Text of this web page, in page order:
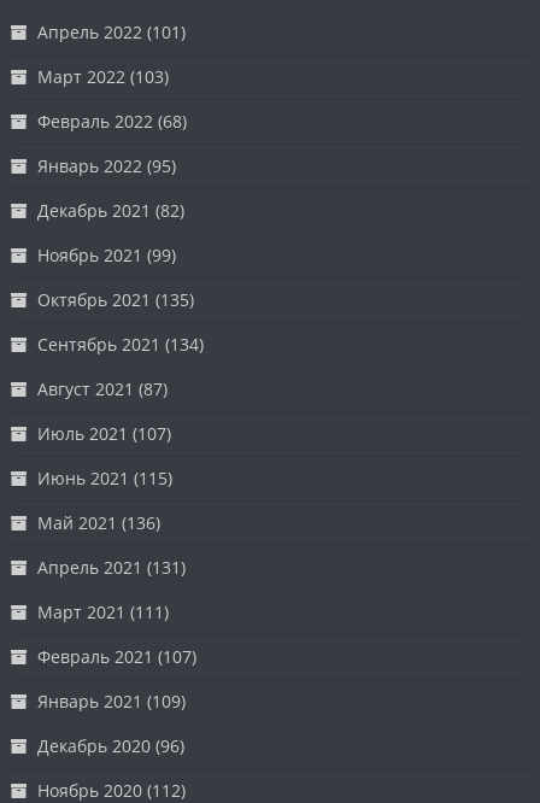
Апрель 2022 (101)
Март 2022 (103)
Февраль 2022 (68)
Январь 2022 (95)
Декабрь 2021 (82)
Ноябрь 2021 (99)
Октябрь 2021 (135)
Сентябрь 2021 (134)
Август 2021 (87)
Июль 2021 (107)
Июнь 2021 (115)
Май 2021 (136)
Апрель 2021 (131)
Март 2021 (111)
Февраль 2021 (107)
Январь 2021 (109)
Декабрь 2020 (96)
Ноябрь 2020 (112)